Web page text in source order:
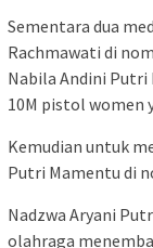
Sementara dua
Rachmawati di
Nabila Andini Putri
10M pistol women
Kemudian untuk
Putri Mamentu di
Nadzwa Aryani
olahraga